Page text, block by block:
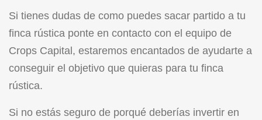
Si tienes dudas de como puedes sacar partido a tu
finca rústica ponte en contacto con el equipo de
Crops Capital , estaremos encantados de ayudarte a
conseguir el objetivo que quieras para tu finca
rústica.
Si no estás seguro de porqué deberías invertir en